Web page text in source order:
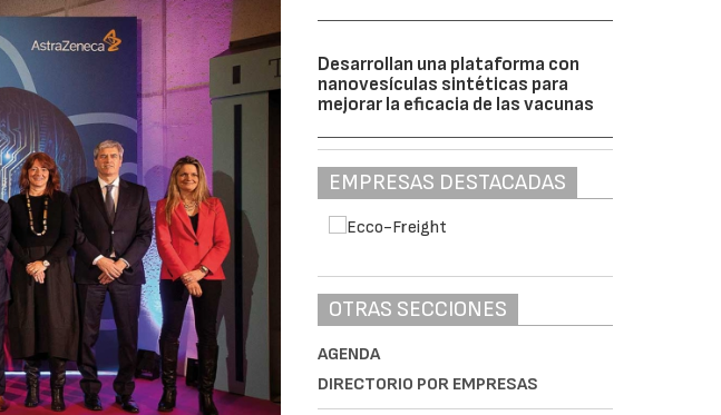
Desarrollan una plataforma con
nanovesículas sintéticas para
mejorar la eficacia de las vacunas
EMPRESAS DESTACADAS
OTRAS SECCIONES
AGENDA
DIRECTORIO POR EMPRESAS